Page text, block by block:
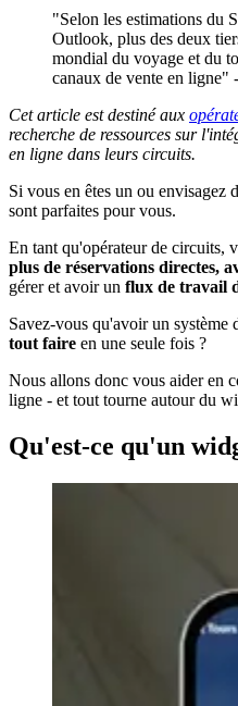
"Selon les estimations du
Outlook, plus des deux
mondial du voyage et du
canaux de vente en ligne" -
Cet article est destiné aux
recherche de ressources sur
en ligne dans leurs circuits.
Si vous en êtes un ou envisagez
sont parfaites pour vous.
En tant qu'opérateur de circuits,
plus de réservations directes,
gérer et avoir un flux de travail
Savez-vous qu'avoir un système
tout faire en une seule fois ?
Nous allons donc vous aider en
ligne - et tout tourne autour du
Qu'est-ce qu'un